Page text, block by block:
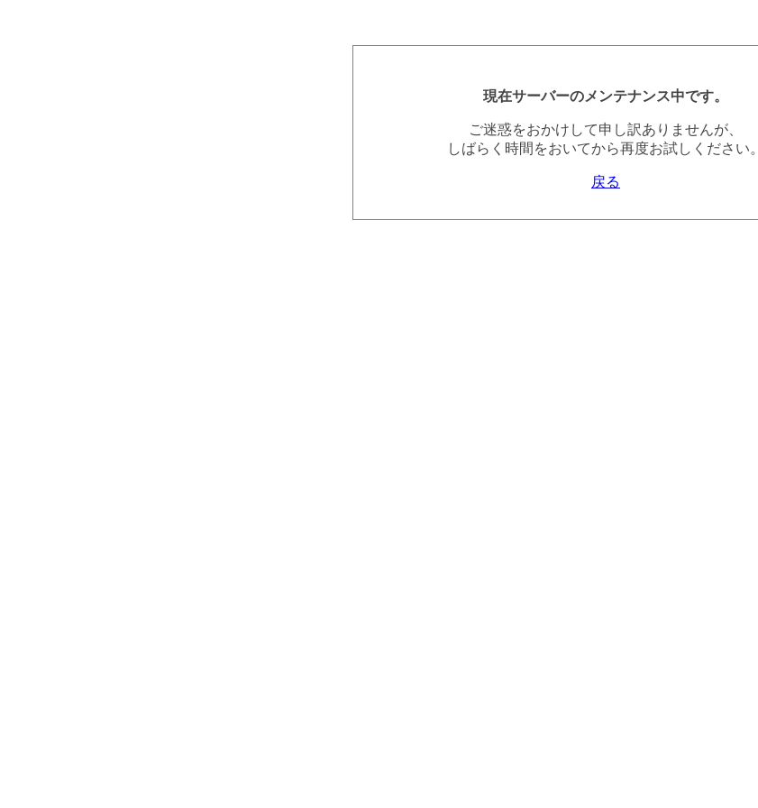
現在サーバーのメンテナンス中です。
ご迷惑をおかけして申し訳ありませんが、
しばらく時間をおいてから再度お試しください。
戻る